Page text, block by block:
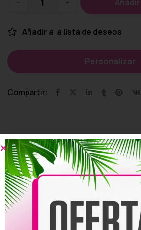
- +
Añadir a la lista de deseos
Personalizar
Compartir:
Productos